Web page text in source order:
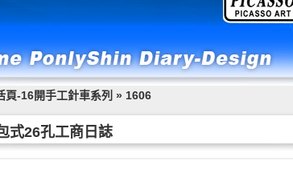
頁-16開手工針車系列 » 1606
式26孔工商日誌